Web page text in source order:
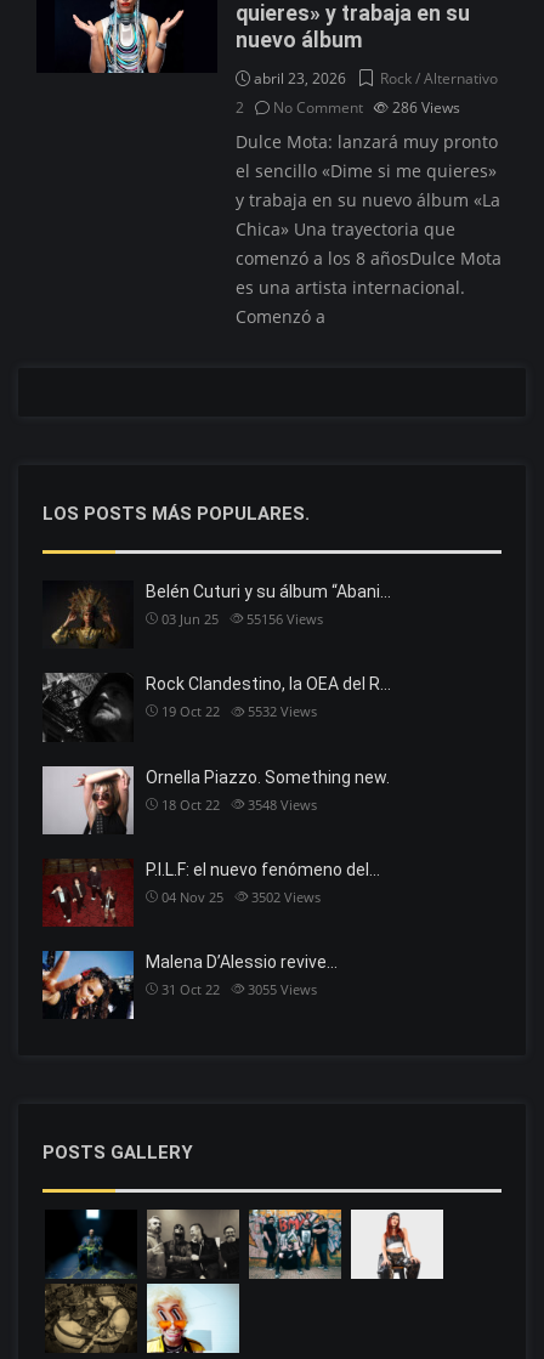
quieres» y trabaja en su
nuevo álbum
abril 23, 2026
Rock / Alternativo
2
No Comment 286Views
Dulce Mota: lanzará muy pronto
el sencillo «Dime si me quieres»
y trabaja en su nuevo álbum «La
Chica» Una trayectoria que
comenzó a los 8 añosDulce Mota
es una artista internacional.
Comenzó a
LOS POSTS MÁS POPULARES.
Belén Cuturi y su álbum “Abani…
03 Jun 25 55156 Views
Rock Clandestino, la OEA del R…
19 Oct 22 5532 Views
Ornella Piazzo. Something new.
18 Oct 22 3548 Views
P.I.L.F: el nuevo fenómeno del…
04 Nov 25 3502 Views
Malena D’Alessio revive…
31 Oct 22 3055 Views
POSTS GALLERY